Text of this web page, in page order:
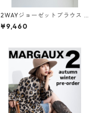
2WAYジョーゼットブラウス 3
053035907 ルクールブラン
¥9,460